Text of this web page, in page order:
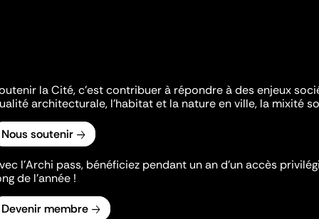
la Cité, c'est contribuer à répondre à des enjeux
architecturale, l'habitat et la nature en ville, la mixité
Nous soutenir
l’Archi pass, bénéficiez pendant un an d’un accès
de l’année !
Devenir membre